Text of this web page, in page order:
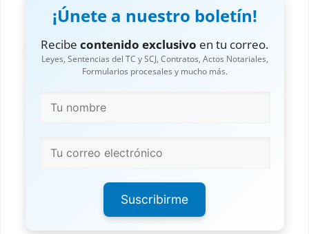
¡Únete a nuestro boletín!
Recibe contenido exclusivo en tu correo.
Leyes, Sentencias del TC y SCJ, Contratos, Actos Notariales,
Formularios procesales y mucho más.
Suscribirme